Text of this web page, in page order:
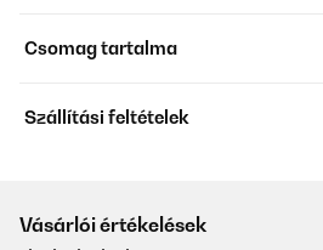
Csomag tartalma
Szállítási feltételek
Vásárlói értékelések